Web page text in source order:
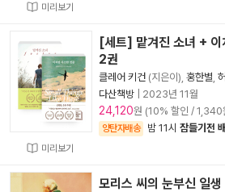
미리보기
미리보기
[세트] 맡겨진 소녀 + 이
2권
클레어 키건 (지은이), 홍한별
다산책방
2023년 11월
24,120원 (10% 할인 / 1,340
양탄자배송 밤 11시 잠들기전
모리스 씨의 눈부신 일생